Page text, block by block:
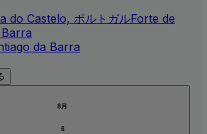
do Castelo, ポルトガルForte de
da Barra
8月
6